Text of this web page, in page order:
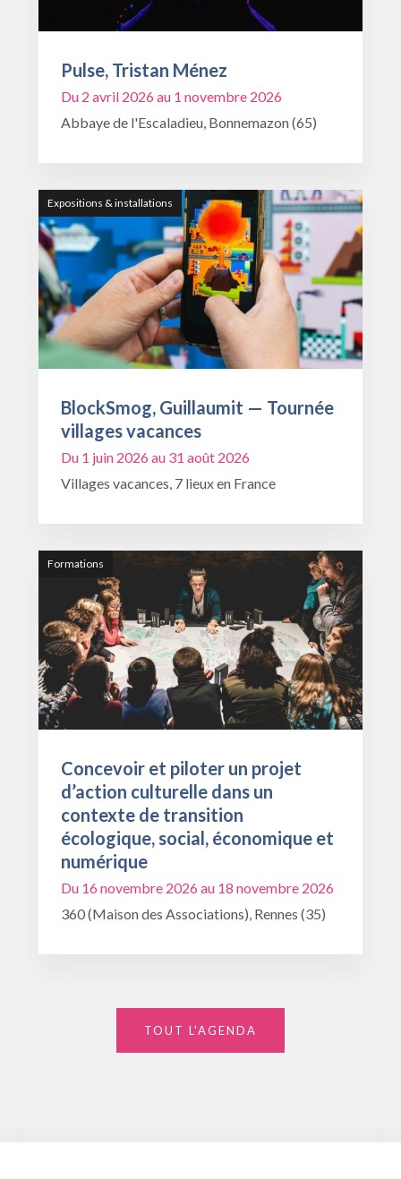
Pulse, Tristan Ménez
Du 2 avril 2026 au 1 novembre 2026
Abbaye de l'Escaladieu, Bonnemazon (65)
Expositions & installations
BlockSmog, Guillaumit — Tournée
villages vacances
Du 1 juin 2026 au 31 août 2026
Villages vacances, 7 lieux en France
Formations
Concevoir et piloter un projet
d’action culturelle dans un
contexte de transition
écologique, social, économique et
numérique
Du 16 novembre 2026 au 18 novembre 2026
360 (Maison des Associations), Rennes (35)
TOUT L'AGENDA